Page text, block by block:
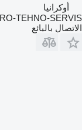
أوكرانيا
TEHNO-SERVIS"
الاتصال بالبائع